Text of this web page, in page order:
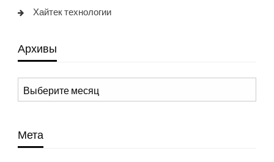
Хайтек технологии
Архивы
Архивы
Мета